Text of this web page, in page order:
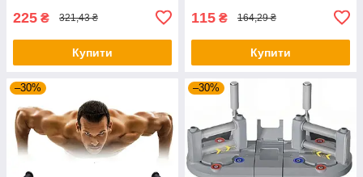
225 ₴ 321,43 ₴
Купити
115 ₴ 164,29 ₴
Купити
–30% –30%